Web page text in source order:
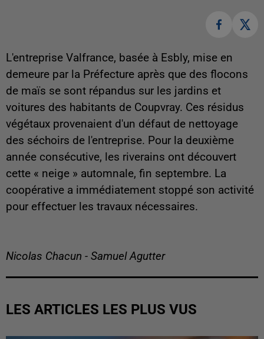
L'entreprise Valfrance, basée à Esbly, mise en
demeure par la Préfecture après que des flocons
de maïs se sont répandus sur les jardins et
voitures des habitants de Coupvray. Ces résidus
végétaux provenaient d'un défaut de nettoyage
des séchoirs de l'entreprise. Pour la deuxième
année consécutive, les riverains ont découvert
cette « neige » automnale, fin septembre. La
coopérative a immédiatement stoppé son activité
pour effectuer les travaux nécessaires.
Nicolas Chacun - Samuel Agutter
LES ARTICLES LES PLUS VUS